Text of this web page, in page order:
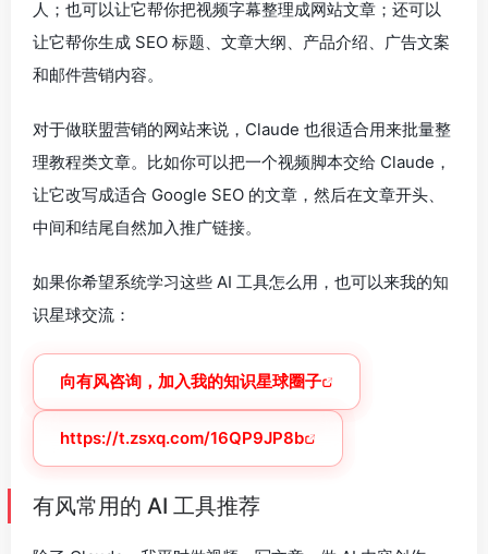
人；也可以让它帮你把视频字幕整理成网站文章；还可以
让它帮你生成 SEO 标题、文章大纲、产品介绍、广告文案
和邮件营销内容。
对于做联盟营销的网站来说，Claude 也很适合用来批量整
理教程类文章。比如你可以把一个视频脚本交给 Claude，
让它改写成适合 Google SEO 的文章，然后在文章开头、
中间和结尾自然加入推广链接。
如果你希望系统学习这些 AI 工具怎么用，也可以来我的知
识星球交流：
向有风咨询，加入我的知识星球圈子
https://t.zsxq.com/16QP9JP8b
有风常用的 AI 工具推荐